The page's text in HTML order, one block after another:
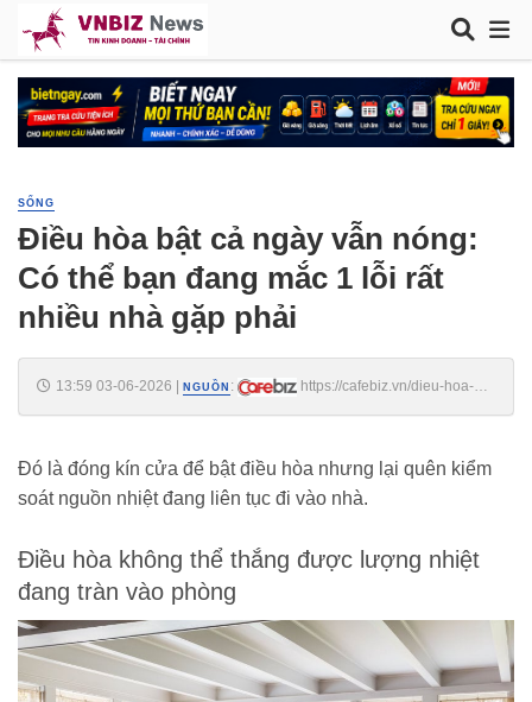
SỐNG
Điều hòa bật cả ngày vẫn nóng:
Có thể bạn đang mắc 1 lỗi rất
nhiều nhà gặp phải
13:59 03-06-2026 NGUỒN :
https://cafebiz.vn/dieu-hoa-
Đó là đóng kín cửa để bật điều hòa nhưng lại quên kiểm
soát nguồn nhiệt đang liên tục đi vào nhà.
Điều hòa không thể thắng được lượng nhiệt
đang tràn vào phòng